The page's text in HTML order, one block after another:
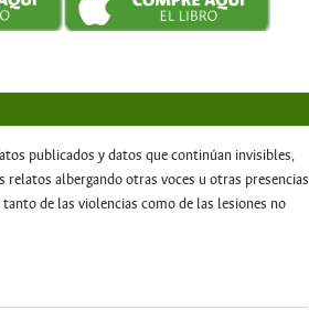
publicados y datos que continúan invisibles,
relatos albergando otras voces u otras presencias
de las violencias como de las lesiones no